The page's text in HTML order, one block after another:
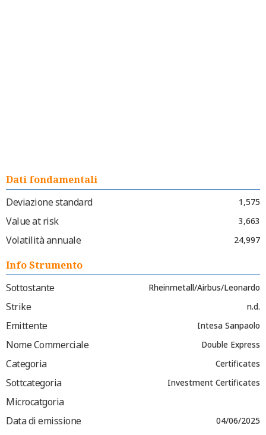
Dati fondamentali
Deviazione standard
1,575
Value at risk 3,663
Volatilità annuale 24,997
Info Strumento
Sottostante
Rheinmetall/Airbus/Leonardo
Strike n.d.
Emittente Intesa Sanpaolo
Nome Commerciale Double Express
Categoria Certificates
Sottcategoria Investment Certificates
Microcatgoria
Data di emissione
04/06/2025